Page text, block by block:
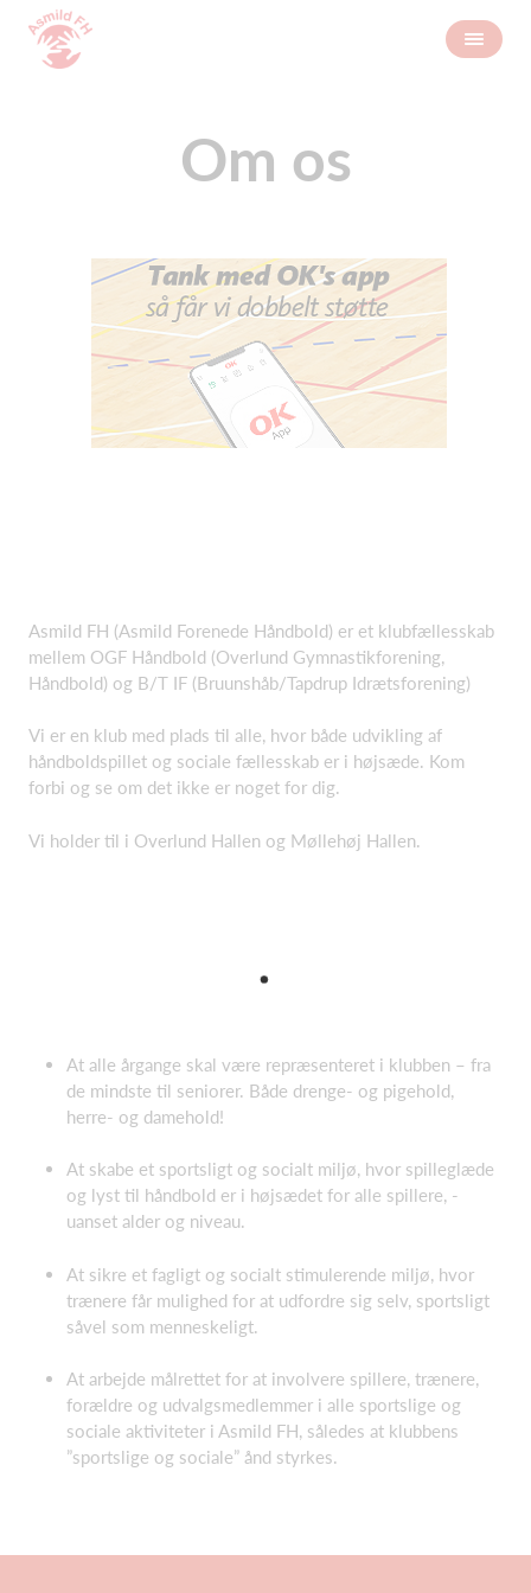
Om os
Asmild FH (Asmild Forenede Håndbold) er et klubfællesskab
mellem OGF Håndbold (Overlund Gymnastikforening,
Håndbold) og B/T IF (Bruunshåb/Tapdrup Idrætsforening)
Vi er en klub med plads til alle, hvor både udvikling af
håndboldspillet og sociale fællesskab er i højsæde. Kom
forbi og se om det ikke er noget for dig.
Vi holder til i Overlund Hallen og Møllehøj Hallen.
At alle årgange skal være repræsenteret i klubben – fra
de mindste til seniorer. Både drenge- og pigehold,
herre- og damehold!
At skabe et sportsligt og socialt miljø, hvor spilleglæde
og lyst til håndbold er i højsædet for alle spillere, -
uanset alder og niveau.
At sikre et fagligt og socialt stimulerende miljø, hvor
trænere får mulighed for at udfordre sig selv, sportsligt
såvel som menneskeligt.
At arbejde målrettet for at involvere spillere, trænere,
forældre og udvalgsmedlemmer i alle sportslige og
sociale aktiviteter i Asmild FH, således at klubbens
”sportslige og sociale” ånd styrkes.